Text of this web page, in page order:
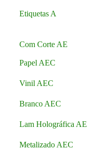
Etiquetas A
Com Corte AE
Papel AEC
Vinil AEC
Branco AEC
Lam Holográfica
Metalizado AEC